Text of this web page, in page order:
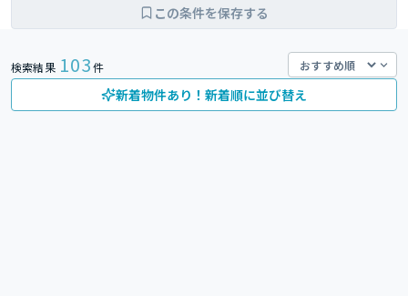
この条件を保存する
検索結果 103件
新着物件あり！新着順に並び替え